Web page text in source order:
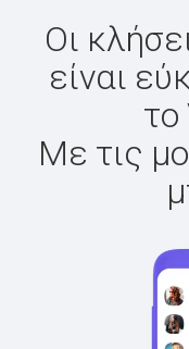
Οι
είναι
Με τις